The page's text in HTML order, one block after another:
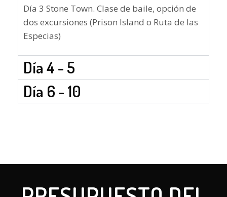
Día 3 Stone Town. Clase de baile, opción de
dos excursiones (Prison Island o Ruta de las
Especias)
Día 4 - 5
Día 6 - 10